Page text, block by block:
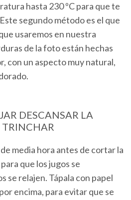
hasta 230 ºC para que te
segundo método es el que
usaremos en nuestra
de la foto están hechas
con un aspecto muy natural,
DESCANSAR LA
TRINCHAR
media hora antes de cortar la
que los jugos se
se relajen. Tápala con papel
encima, para evitar que se